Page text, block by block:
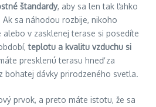
štandardy, aby sa len tak ľahko
sa náhodou rozbije, nikoho
alebo v zasklenej terase si posedíte
teplotu a kvalitu vzduchu si
presklenú terasu hneď za
bohatej dávky prirodzeného svetla.
prvok, a preto máte istotu, že sa